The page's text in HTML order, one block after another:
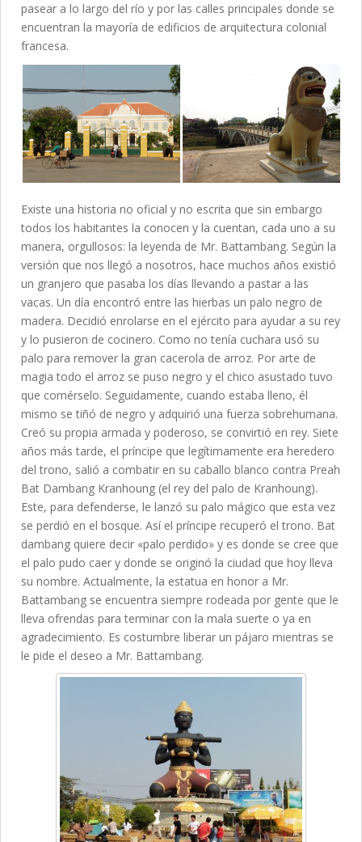
pasear a lo largo del río y por las calles principales donde se
encuentran la mayoría de edificios de arquitectura colonial
francesa.
Existe una historia no oficial y no escrita que sin embargo
todos los habitantes la conocen y la cuentan, cada uno a su
manera, orgullosos: la leyenda de Mr. Battambang. Según la
versión que nos llegó a nosotros, hace muchos años existió
un granjero que pasaba los días llevando a pastar a las
vacas. Un día encontró entre las hierbas un palo negro de
madera. Decidió enrolarse en el ejército para ayudar a su rey
y lo pusieron de cocinero. Como no tenía cuchara usó su
palo para remover la gran cacerola de arroz. Por arte de
magia todo el arroz se puso negro y el chico asustado tuvo
que comérselo. Seguidamente, cuando estaba lleno, él
mismo se tiñó de negro y adquirió una fuerza sobrehumana.
Creó su propia armada y poderoso, se convirtió en rey. Siete
años más tarde, el príncipe que legítimamente era heredero
del trono, salió a combatir en su caballo blanco contra Preah
Bat Dambang Kranhoung (el rey del palo de Kranhoung).
Este, para defenderse, le lanzó su palo mágico que esta vez
se perdió en el bosque. Así el príncipe recuperó el trono. Bat
dambang quiere decir «palo perdido» y es donde se cree que
el palo pudo caer y donde se originó la ciudad que hoy lleva
su nombre. Actualmente, la estatua en honor a Mr.
Battambang se encuentra siempre rodeada por gente que le
lleva ofrendas para terminar con la mala suerte o ya en
agradecimiento. Es costumbre liberar un pájaro mientras se
le pide el deseo a Mr. Battambang.